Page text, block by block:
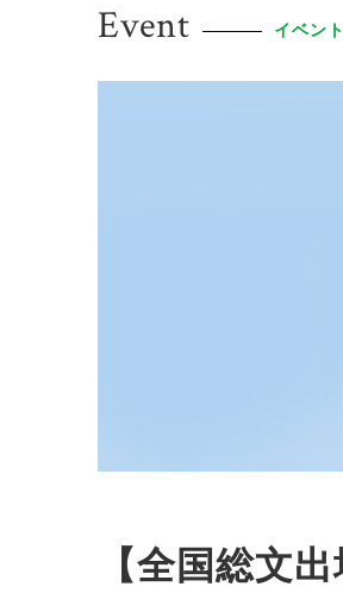
Event イベント
【全国総文